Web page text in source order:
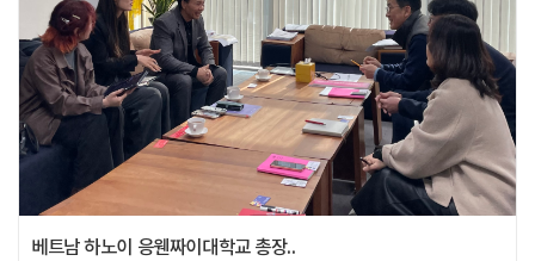
베트남 하노이 응웬짜이대학교 총장..